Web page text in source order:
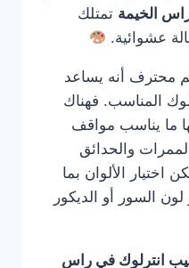
الخيمة تمتلك
عشوائية.
محترف أنه يساعد
المناسب. فهناك
ما يناسب مواقف
والحدائق
اختيار الألوان بما
السور أو الديكور
انترلوك في راس